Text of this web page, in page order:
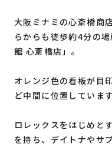
大阪ミナミの心斎橋商
らからも徒歩約4分の
館 心斎橋店」。
オレンジ色の看板が目
ど中間に位置しています
ロレックスをはじめと
を持ち、デイトナやサ